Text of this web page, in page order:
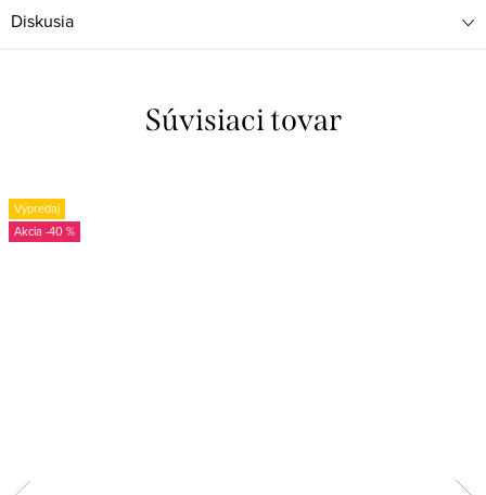
Diskusia
Súvisiaci tovar
Výpredaj
-40 %